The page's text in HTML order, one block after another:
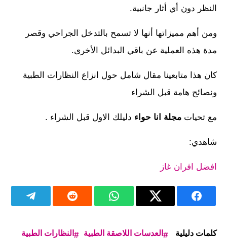
النظر دون أي أثار جانبية.
ومن أهم مميزاتها أنها لا تسمح بالتدخل الجراحي وقصر
مدة هذه العملية عن باقي البدائل الأخرى.
كان هذا متابعينا مقال شامل حول انزاع النظارات الطبية
ونصائح هامة قبل الشراء
مع تحيات مجلة انا حواء دليلك الاول قبل الشراء .
شاهدي:
افضل افران غاز
كلمات دليلية العدسات اللاصقة الطبية
النظارات الطبية